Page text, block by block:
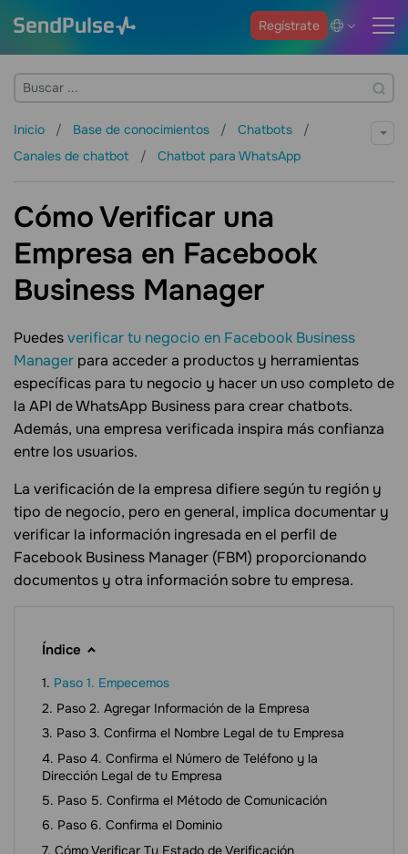
Regístrate
Inicio Base de conocimientos
Chatbots
Canales de chatbot
Chatbot para WhatsApp
Cómo Verificar una
Empresa en Facebook
Business Manager
Puedesverificar tu negocio en Facebook Business
Manager para acceder a productos y herramientas
específicas para tu negocio y hacer un uso completo de
la API de WhatsApp Business para crear chatbots.
Además, una empresa verificada inspira más confianza
entre los usuarios.
La verificación de la empresa difiere según tu región y
tipo de negocio, pero en general, implica documentar y
verificar la información ingresada en el perfil de
Facebook Business Manager (FBM) proporcionando
documentos y otra información sobre tu empresa.
Índice
Paso 1. Empecemos
Paso 2. Agregar Información de la Empresa
Paso 3. Confirma el Nombre Legal de tu Empresa
Paso 4. Confirma el Número de Teléfono y la
Dirección Legal de tu Empresa
Paso 5. Confirma el Método de Comunicación
Paso 6. Confirma el Dominio
Cómo Verificar Tu Estado de Verificación